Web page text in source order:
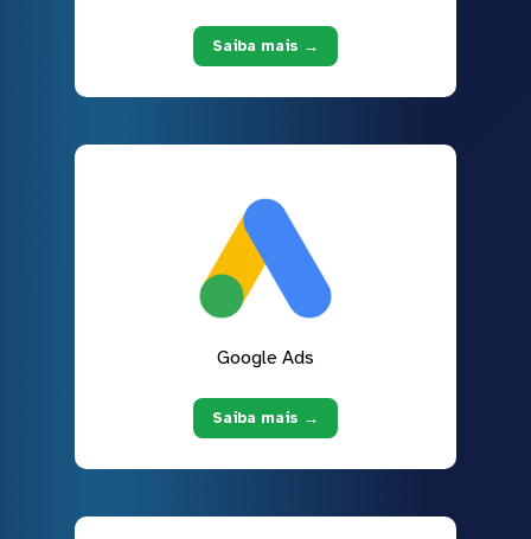
Saiba mais →
Google Ads
Saiba mais →